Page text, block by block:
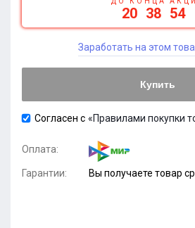
20 38 54
Заработать на этом
Купить
Согласен с «Правилами покупки
Оплата:
Гарантии: Вы получаете товар